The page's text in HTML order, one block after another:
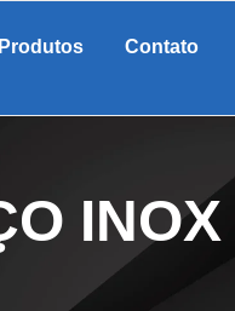
Produtos Contato
INOX